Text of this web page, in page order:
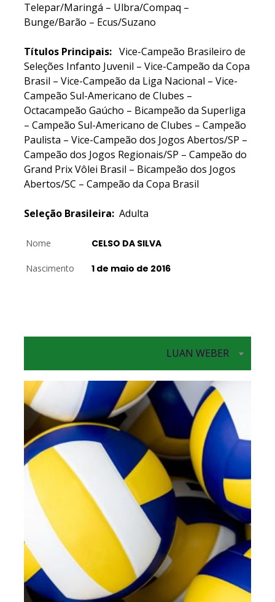
Telepar/Maringá – Ulbra/Compaq –
Bunge/Barão – Ecus/Suzano
Títulos Principais: Vice-Campeão Brasileiro de
Seleções Infanto Juvenil – Vice-Campeão da Copa
Brasil – Vice-Campeão da Liga Nacional – Vice-
Campeão Sul-Americano de Clubes –
Octacampeão Gaúcho – Bicampeão da Superliga
– Campeão Sul-Americano de Clubes – Campeão
Paulista – Vice-Campeão dos Jogos Abertos/SP –
Campeão dos Jogos Regionais/SP – Campeão do
Grand Prix Vôlei Brasil – Bicampeão dos Jogos
Abertos/SC – Campeão da Copa Brasil
Seleção Brasileira: Adulta
Nome CELSO DA SILVA
Nascimento 1 de maio de 2016
LUAN WEBER